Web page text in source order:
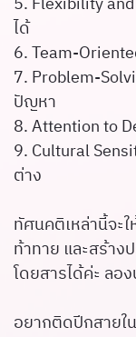
ได้
6. Team-
7. Problem-
ปัญหา
8. Attention to
9. Cultural
ต่าง
ทัศนคติเหล่านี้จะ
ท้าทาย และสร้า
โดยสารได้ค่ะ ลอ
อยากติดปีกสาย